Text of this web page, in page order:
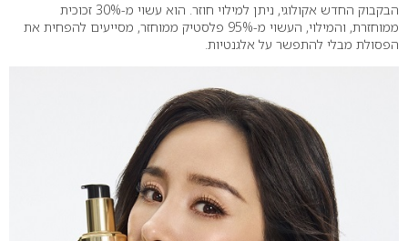
הבקבוק החדש אקולוגי, ניתן למילוי חוזר. הוא עשוי מ-30% זכוכית
ממוחזרת, והמילוי, העשוי מ-95% פלסטיק ממוחזר, מסייעים להפחית את
הפסולת מבלי להתפשר על אלגנטיות.